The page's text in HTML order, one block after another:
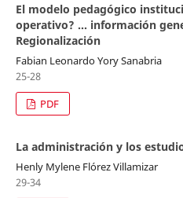
El modelo pedagógico
operativo? … información
Regionalización
Fabian Leonardo Yory Sanabria
25-28
PDF
La administración y los
Henly Mylene Flórez Villamizar
29-34